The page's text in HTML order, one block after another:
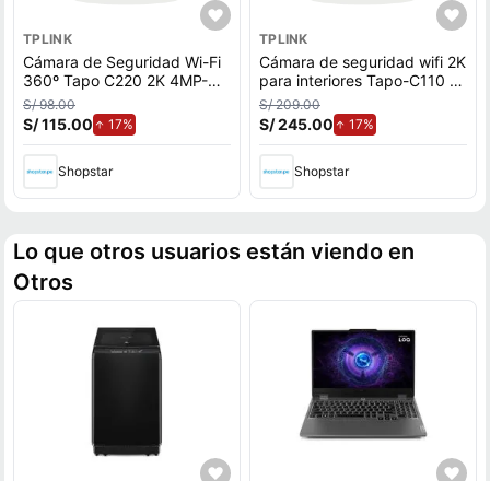
TPLINK
Cámara de Seguridad Wi-Fi
360º Tapo C220 2K 4MP-
Tplink
S/ 98.00
S/ 115.00 17%
Shopstar
TPLINK
Cámara de seguridad wifi 2K
para interiores Tapo-C110 +
SD 128 GB - Tp-Link
S/ 209.00
S/ 245.00 17%de aumento.
Shopstar
Lo que otros usuarios están viendo en
Otros